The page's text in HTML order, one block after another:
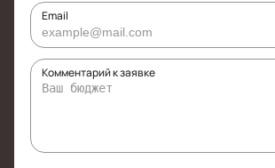
Email
Комментарий к заявке